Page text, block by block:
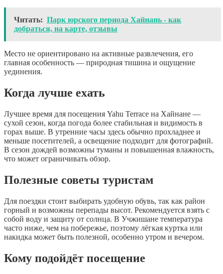
Читать: Парк юрского периода Хайнань - как
добраться, на карте, отзывы
Место не ориентировано на активные развлечения, его
главная особенность — природная тишина и ощущение
уединения.
Когда лучше ехать
Лучшее время для посещения Yahu Terrace на Хайнане —
сухой сезон, когда погода более стабильная и видимость в
горах выше. В утренние часы здесь обычно прохладнее и
меньше посетителей, а освещение подходит для фотографий.
В сезон дождей возможны туманы и повышенная влажность,
что может ограничивать обзор.
Полезные советы туристам
Для поездки стоит выбирать удобную обувь, так как район
горный и возможны перепады высот. Рекомендуется взять с
собой воду и защиту от солнца. В Учжишане температура
часто ниже, чем на побережье, поэтому лёгкая куртка или
накидка может быть полезной, особенно утром и вечером.
Кому подойдёт посещение